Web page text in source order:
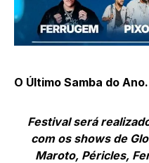
O Último Samba do Ano.
Festival será
com os shows de
Maroto, Péricles,